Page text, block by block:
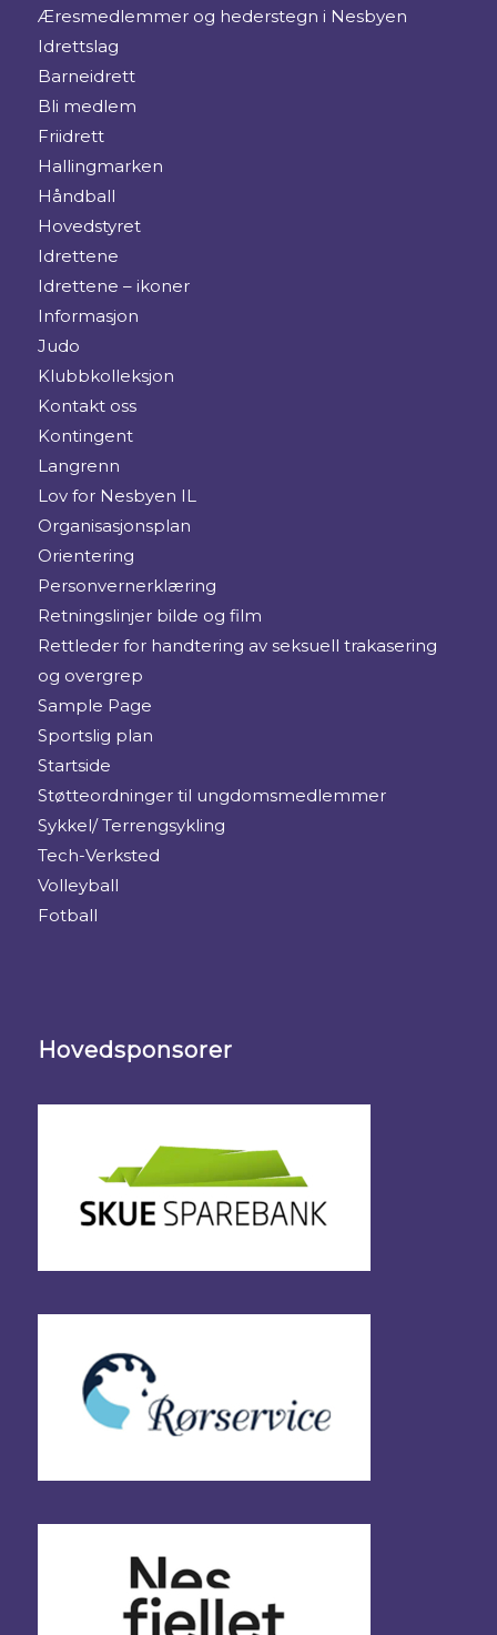
Æresmedlemmer og hederstegn i Nesbyen
Idrettslag
Barneidrett
Bli medlem
Friidrett
Hallingmarken
Håndball
Hovedstyret
Idrettene
Idrettene – ikoner
Informasjon
Judo
Klubbkolleksjon
Kontakt oss
Kontingent
Langrenn
Lov for Nesbyen IL
Organisasjonsplan
Orientering
Personvernerklæring
Retningslinjer bilde og film
Rettleder for handtering av seksuell trakasering
og overgrep
Sample Page
Sportslig plan
Startside
Støtteordninger til ungdomsmedlemmer
Sykkel/ Terrengsykling
Tech-Verksted
Volleyball
Fotball
Hovedsponsorer